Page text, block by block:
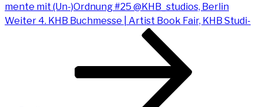
men­te mit (Un-)Ordnung #25 @KHB_studios, Berlin
Nächster
Weiter 4. KHB Buch­mes­se | Artist Book Fair, KHB Stu­di­